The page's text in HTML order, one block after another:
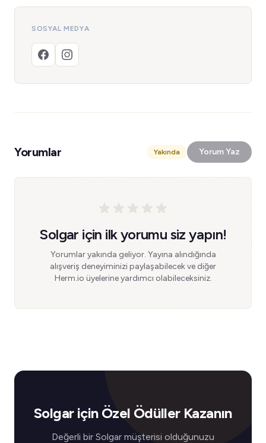
SOSYAL MEDYA
Yorumlar Yakında Yorum Yaz
Solgar için ilk yorumu siz yapın!
Yorumlar yakında geliyor. Yayına alındığında
alışveriş deneyiminizi paylaşabilecek ve diğer
Herm.io üyelerine yardımcı olabileceksiniz.
Solgar için Özel Ödüller Kazanın
Değerli bir Solgar müşterisi olduğunuzu